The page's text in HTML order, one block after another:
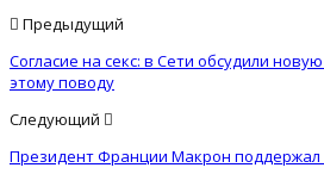
Предыдущий
Согласие на секс: в Сети обсудили
этому поводу
Следующий
Президент Франции Макрон